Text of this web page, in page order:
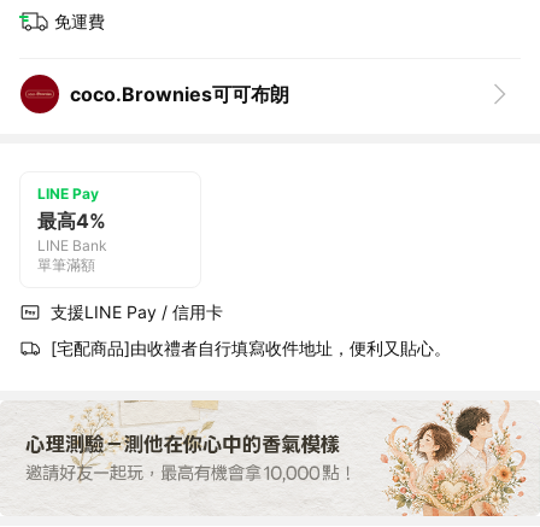
免運費
coco.Brownies可可布朗
LINE Pay
最高4%
LINE Bank
單筆滿額
支援LINE Pay / 信用卡
[宅配商品]由收禮者自行填寫收件地址，便利又貼心。